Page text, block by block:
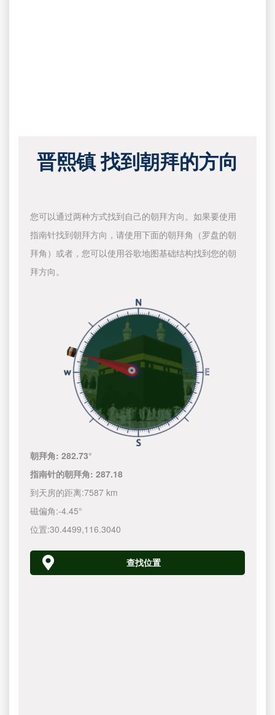
晋熙镇 找到朝拜的方向
您可以通过两种方式找到自己的朝拜方向。如果要使用
指南针找到朝拜方向，请使用下面的朝拜角（罗盘的朝
拜角）或者，您可以使用谷歌地图基础结构找到您的朝
拜方向。
朝拜角:282.73°
指南针的朝拜角:287.18
到天房的距离:7587 km
磁偏角:-4.45°
位置:30.4499,116.3040
查找位置